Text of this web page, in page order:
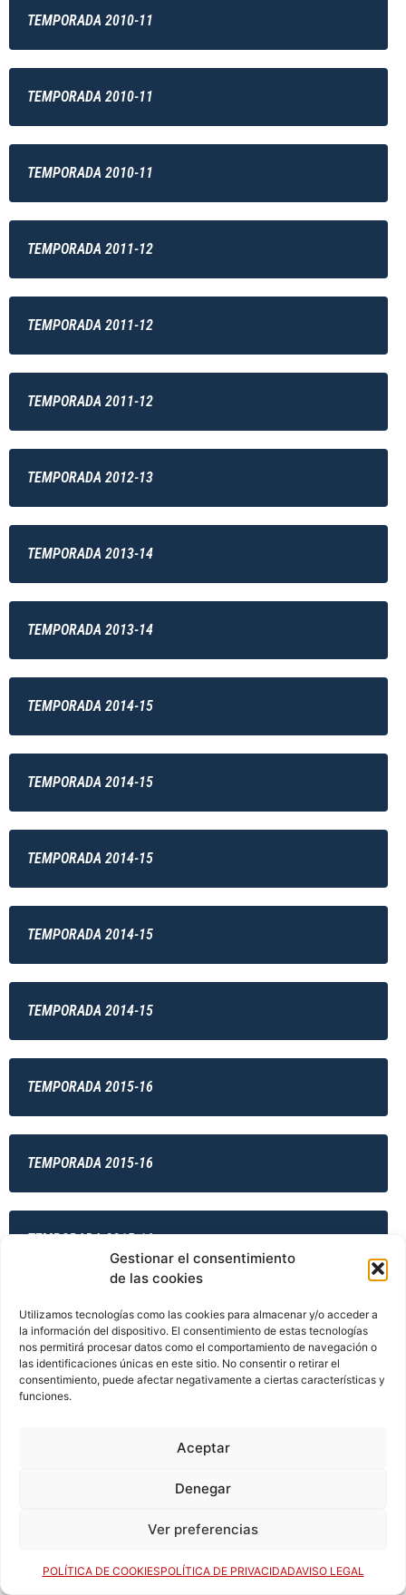
Gestionar el consentimiento
de las cookies
Utilizamos tecnologías como las cookies para almacenar y/o acceder a
la información del dispositivo. El consentimiento de estas tecnologías
nos permitirá procesar datos como el comportamiento de navegación o
las identificaciones únicas en este sitio. No consentir o retirar el
consentimiento, puede afectar negativamente a ciertas características y
funciones.
Aceptar
Denegar
Ver preferencias
POLÍTICA DE COOKIESPOLÍTICA DE PRIVACIDADAVISO LEGAL
TEMPORADA 2010-11
TEMPORADA 2010-11
TEMPORADA 2010-11
TEMPORADA 2011-12
TEMPORADA 2011-12
TEMPORADA 2011-12
TEMPORADA 2012-13
TEMPORADA 2013-14
TEMPORADA 2013-14
TEMPORADA 2014-15
TEMPORADA 2014-15
TEMPORADA 2014-15
TEMPORADA 2014-15
TEMPORADA 2014-15
TEMPORADA 2015-16
TEMPORADA 2015-16
TEMPORADA 2015-16
TEMPORADA 2015-16
TEMPORADA 2015-16